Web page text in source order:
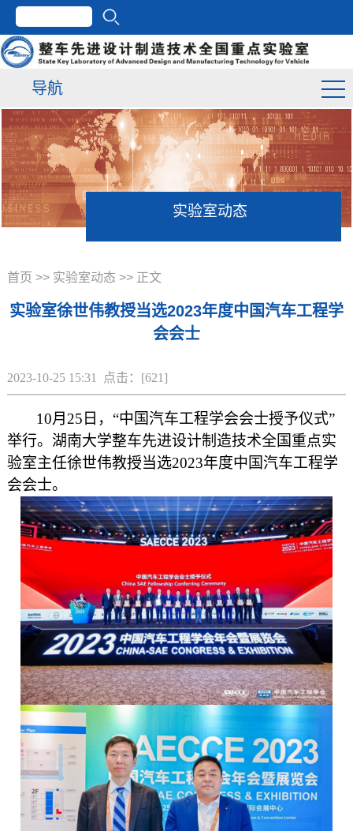
导航
实验室动态
首页 >> 实验室动态 >> 正文
实验室徐世伟教授当选2023年度中国汽车工程学
会会士
2023-10-25 15:31 点击：[621 ]
10月25日，“中国汽车工程学会会士授予仪式”
举行。湖南大学整车先进设计制造技术全国重点实
验室主任徐世伟教授当选2023年度中国汽车工程学
会会士。